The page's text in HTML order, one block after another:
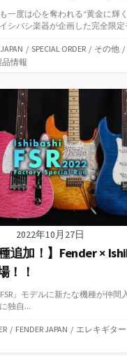
一度は心を奪われる“黄金に輝
シバシ楽器が企画した完全限定
/ SPECIAL ORDER / その他 /
品情報
2022年10月27日
追加！】Fender ×
！！
」モデルに新たな機種が仲
独自...
/ FENDER JAPAN / エレキギター